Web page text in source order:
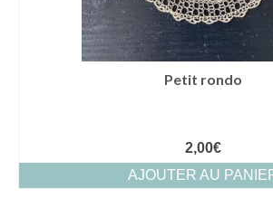
Petit rondo
2,00€
AJOUTER AU